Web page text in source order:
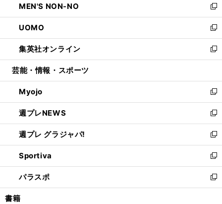
く
で
開
く
ド
ウ
で
開
く
ィ
ン
ド
ウ
で
開
い
ウ
ィ
ン
ド
ウ
開
く
MEN'S NON-NO
新
し
い
ウ
ィ
ン
ウ
で
開
く
UOMO
新
し
い
ウ
ン
ド
ウ
で
開
く
集英社オンライン
新
し
ウ
ィ
ン
ド
ウ
で
開
く
芸能・情報・スポーツ
Myojo
新
し
い
ウ
ィ
ン
ド
ウ
で
開
週プレNEWS
新
し
い
ウ
ィ
ン
ド
ウ
週プレ グラジャパ!
新
し
い
ウ
ィ
ン
Sportiva
新
し
い
ウ
パラスポ
新
し
書籍